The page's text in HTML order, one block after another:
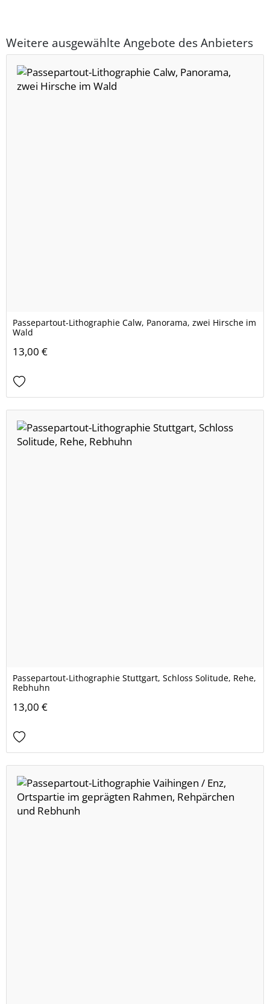
Weitere ausgewählte Angebote des Anbieters
Passepartout-Lithographie Calw, Panorama, zwei Hirsche im
Wald
13,00 €
Passepartout-Lithographie Stuttgart, Schloss Solitude, Rehe,
Rebhuhn
13,00 €